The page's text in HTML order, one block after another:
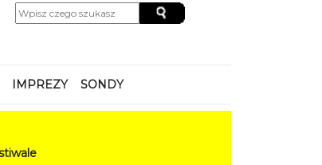
IMPREZY SONDY